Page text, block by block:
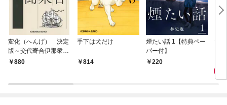
変化（へんげ） 決定
版～交代寄合伊那衆異
聞（1）～
880
手下は犬だけ
814
煙たい話 1【特典ペー
パー付】
220